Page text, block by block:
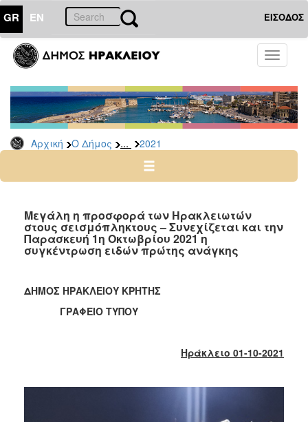
GR EN ΕΙΣΟΔΟΣ
Toggle
Αρχική Ο Δήμος ... 2021
ΔΗΜΟΣ
Δελτία
Τύπου
Αρχείο
2026
2024
2022
2021
2019
2018
Μεγάλη η προσφορά των Ηρακλειωτών
στους σεισμόπληκτους – Συνεχίζεται και την
Παρασκευή 1η Οκτωβρίου 2021 η
συγκέντρωση ειδών πρώτης ανάγκης
ΔΗΜΟΣ ΗΡΑΚΛΕΙΟΥ ΚΡΗΤΗΣ
ΓΡΑΦΕΙΟ ΤΥΠΟΥ
Ηράκλειο 01-10-2021